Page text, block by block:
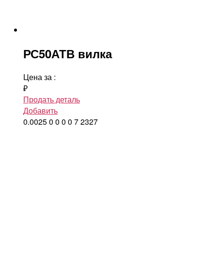
РС50АТВ вилка
Цена за :
₽
Продать деталь
Добавить
0.00250 0 0 0 72327